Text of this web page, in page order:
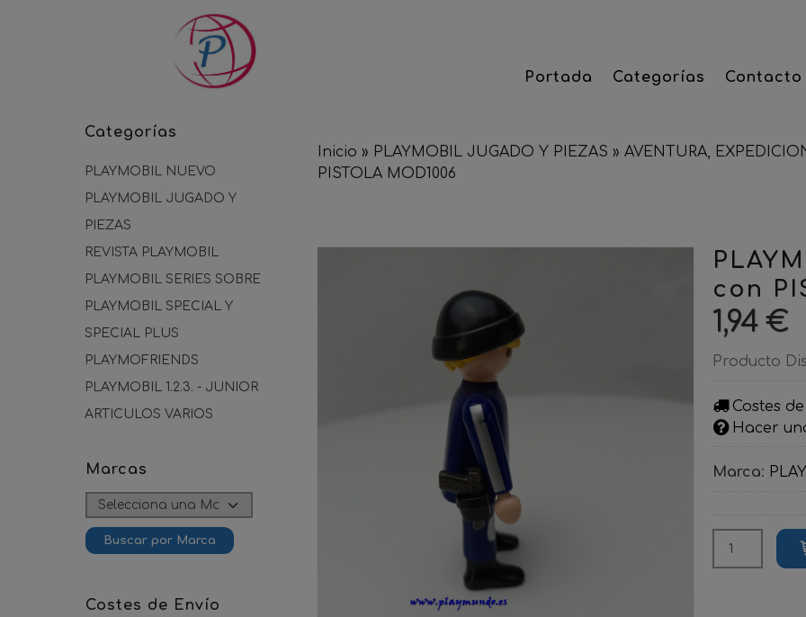
Portada Categorías Contacto
Categorías
PLAYMOBIL NUEVO
PLAYMOBIL JUGADO Y
PIEZAS
REVISTA PLAYMOBIL
PLAYMOBIL SERIES SOBRE
PLAYMOBIL SPECIAL Y
SPECIAL PLUS
PLAYMOFRIENDS
PLAYMOBIL 1.2.3. - JUNIOR
ARTICULOS VARIOS
Marcas
Costes de Envío
Inicio » PLAYMOBIL JUGADO Y PIEZAS » AVENTURA,
PISTOLA MOD1006
con
1,94 €
Producto
Costes
Hacer
Marca: